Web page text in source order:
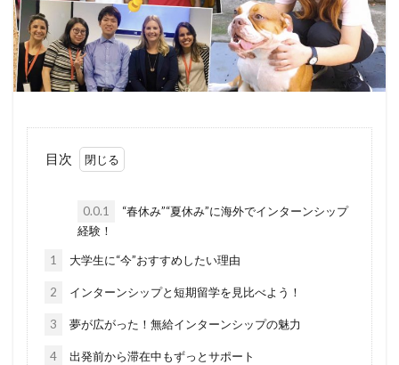
目次
0.0.1
“春休み”“夏休み”に海外でインターンシップ
経験！
1 大学生に“今”おすすめしたい理由
2 インターンシップと短期留学を見比べよう！
3 夢が広がった！無給インターンシップの魅力
4 出発前から滞在中もずっとサポート